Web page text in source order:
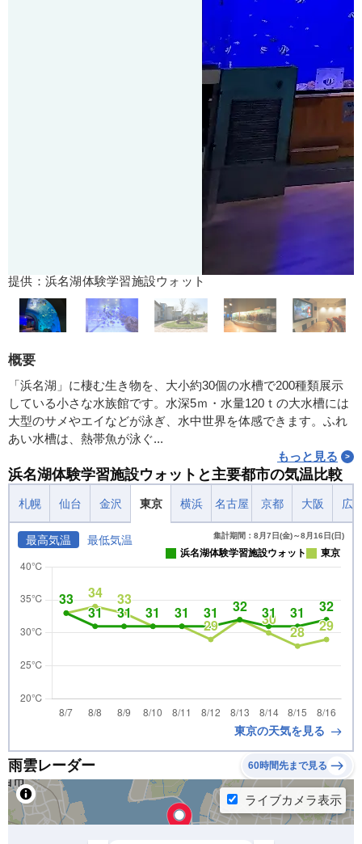
提供：浜名湖体験学習施設ウォット
概要
「浜名湖」に棲む生き物を、大小約30個の水槽で200種類展示
している小さな水族館です。水深5ｍ・水量120ｔの大水槽には
大型のサメやエイなどが泳ぎ、水中世界を体感できます。ふれ
あい水槽は、熱帯魚が泳ぐ...
もっと見る
浜名湖体験学習施設ウォットと主要都市の気温比較
札幌 仙台 金沢 東京 横浜 名古屋 京都 大阪 広
最高気温 最低気温 集計期間：8月7日(金)～8月16日(日)
浜名湖体験学習施設ウォット 東京
東京の天気を見る
雨雲レーダー 60時間先まで見る